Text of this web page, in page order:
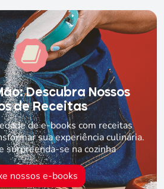
Descubra Nossos
de Receitas
de e-books com receitas
sua experiência culinária.
surpreenda-se na cozinha
nossos e-books